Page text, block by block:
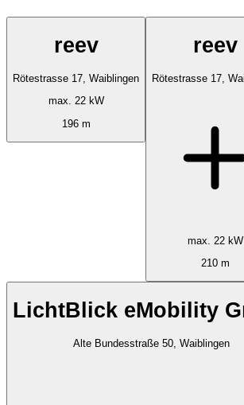
reev
Rötestrasse 17, Waiblingen
max. 22 kW
196 m
reev
Rötestrasse 17,
max. 22 kW
210 m
LichtBlick eMobility
Alte Bundesstraße 50, Waiblingen